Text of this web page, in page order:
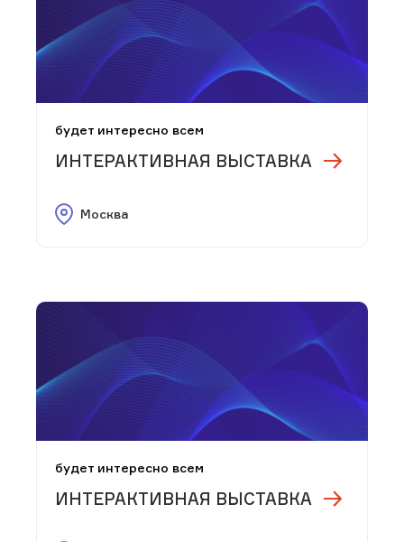
будет интересно всем
ИНТЕРАКТИВНАЯ ВЫСТАВКА
Москва
будет интересно всем
ИНТЕРАКТИВНАЯ ВЫСТАВКА